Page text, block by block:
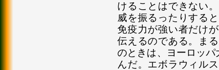
けることはできない
威を振るったりする
免疫力が強い者だけ
伝えるのである。ま
のときは、ヨーロッパ
んだ。エボラウィル